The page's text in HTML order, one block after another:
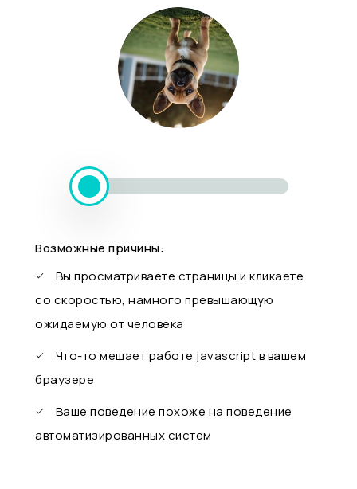
Возможные причины:
Вы просматриваете страницы и кликаете
со скоростью, намного превышающую
ожидаемую от человека
Что-то мешает работе javascript в вашем
браузере
Ваше поведение похоже на поведение
автоматизированных систем